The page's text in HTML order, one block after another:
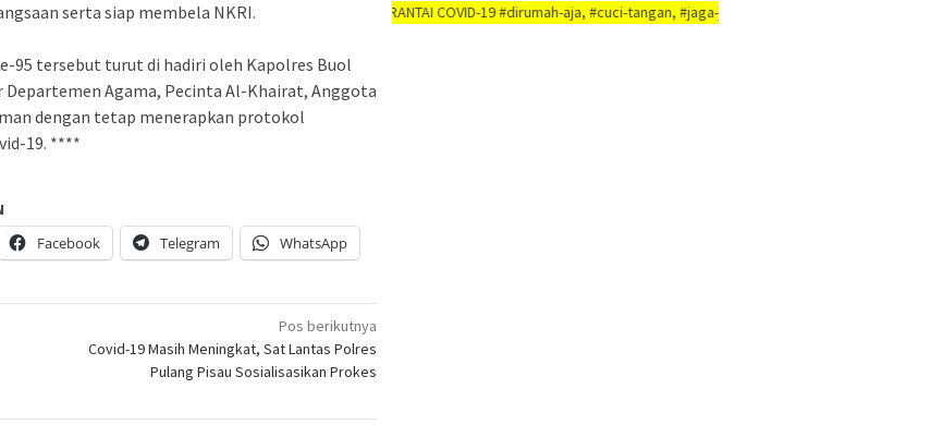
serta siap membela NKRI.
95 tersebut turut di hadiri oleh Kapolres Buol
Departemen Agama, Pecinta Al-Khairat, Anggota
dengan tetap menerapkan protokol
19. ****
Facebook Telegram WhatsApp
Pos berikutnya
Covid-19 Masih Meningkat, Sat Lantas Polres
Pulang Pisau Sosialisasikan Prokes
AYO PUTUSKAN RANTAI COVID-19 #dirumah-aja, #cuci-tangan, #jaga-jarak, #jaga-imunitas-tubuh, #rajin-